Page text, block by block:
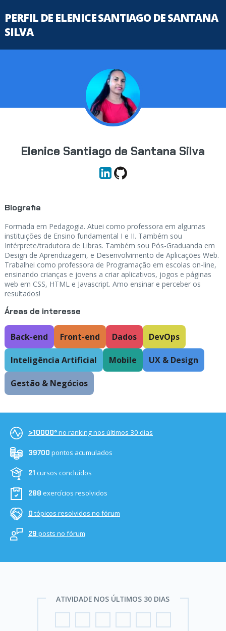
PERFIL DE ELENICE SANTIAGO DE SANTANA
SILVA
Elenice Santiago de Santana Silva
Biografia
Formada em Pedagogia. Atuei como professora em algumas
instituições de Ensino fundamental I e II. Também sou
Intérprete/tradutora de Libras. Também sou Pós-Graduanda em
Design de Aprendizagem, e Desenvolvimento de Aplicações Web.
Trabalhei como professora de Programação em escolas on-line,
ensinando crianças e jovens a criar aplicativos, jogos e páginas
web em CSS, HTML e Javascript. Amo ensinar e perceber os
resultados!
Áreas de interesse
Back-end Front-end Dados DevOps
Inteligência Artificial Mobile UX & Design
Gestão & Negócios
>10000ºno ranking nos últimos 30 dias
39700 pontos acumulados
21 cursos concluídos
288 exercícios resolvidos
0 tópicos resolvidos no fórum
29 posts no fórum
ATIVIDADE NOS ÚLTIMOS 30 DIAS